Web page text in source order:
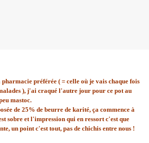
préférée ( = celle où je vais chaque fois
), j'ai craqué l'autre jour pour ce pot au
mastoc.
de 25% de beurre de karité, ça commence à
sobre et l'impression qui en ressort c'est que
un point c'est tout, pas de chichis entre nous !